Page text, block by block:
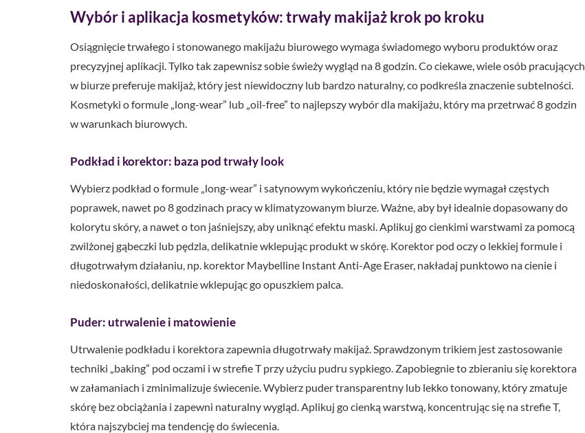
Wybór i aplikacja kosmetyków: trwały makijaż krok po kroku
Osiągnięcie trwałego i stonowanego makijażu biurowego wymaga świadomego wyboru produktów oraz
precyzyjnej aplikacji. Tylko tak zapewnisz sobie świeży wygląd na 8 godzin. Co ciekawe, wiele osób pracujących
w biurze preferuje makijaż, który jest niewidoczny lub bardzo naturalny, co podkreśla znaczenie subtelności.
Kosmetyki o formule „long-wear” lub „oil-free” to najlepszy wybór dla makijażu, który ma przetrwać 8 godzin
w warunkach biurowych.
Podkład i korektor: baza pod trwały look
Wybierz podkład o formule „long-wear” i satynowym wykończeniu, który nie będzie wymagał częstych
poprawek, nawet po 8 godzinach pracy w klimatyzowanym biurze. Ważne, aby był idealnie dopasowany do
kolorytu skóry, a nawet o ton jaśniejszy, aby uniknąć efektu maski. Aplikuj go cienkimi warstwami za pomocą
zwilżonej gąbeczki lub pędzla, delikatnie wklepując produkt w skórę. Korektor pod oczy o lekkiej formule i
długotrwałym działaniu, np. korektor Maybelline Instant Anti-Age Eraser, nakładaj punktowo na cienie i
niedoskonałości, delikatnie wklepując go opuszkiem palca.
Puder: utrwalenie i matowienie
Utrwalenie podkładu i korektora zapewnia długotrwały makijaż. Sprawdzonym trikiem jest zastosowanie
techniki „baking” pod oczami i w strefie T przy użyciu pudru sypkiego. Zapobiegnie to zbieraniu się korektora
w załamaniach i zminimalizuje świecenie. Wybierz puder transparentny lub lekko tonowany, który zmatuje
skórę bez obciążania i zapewni naturalny wygląd. Aplikuj go cienką warstwą, koncentrując się na strefie T,
która najszybciej ma tendencję do świecenia.